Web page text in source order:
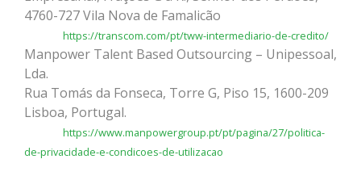
4760-727 Vila Nova de Famalicão
https://transcom.com/pt/tww-intermediario-de-credito/
Manpower Talent Based Outsourcing – Unipessoal,
Lda.
Rua Tomás da Fonseca, Torre G, Piso 15, 1600-209
Lisboa, Portugal.
https://www.manpowergroup.pt/pt/pagina/27/politica-
de-privacidade-e-condicoes-de-utilizacao